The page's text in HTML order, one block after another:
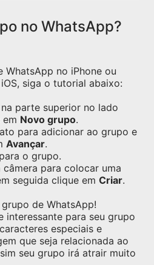
no WhatsApp?
WhatsApp no iPhone ou
siga o tutorial abaixo:
parte superior no lado
Novo grupo.
para adicionar ao grupo e
Avançar.
o grupo.
para colocar uma
seguida clique em Criar.
de WhatsApp!
interessante para seu grupo
especiais e
que seja relacionada ao
seu grupo irá atrair muito